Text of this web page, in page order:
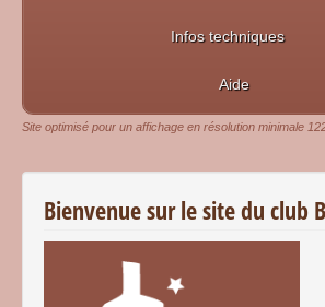
Infos techniques
Aide
Site optimisé pour un affichage en résolution minimale
Bienvenue sur le site du club